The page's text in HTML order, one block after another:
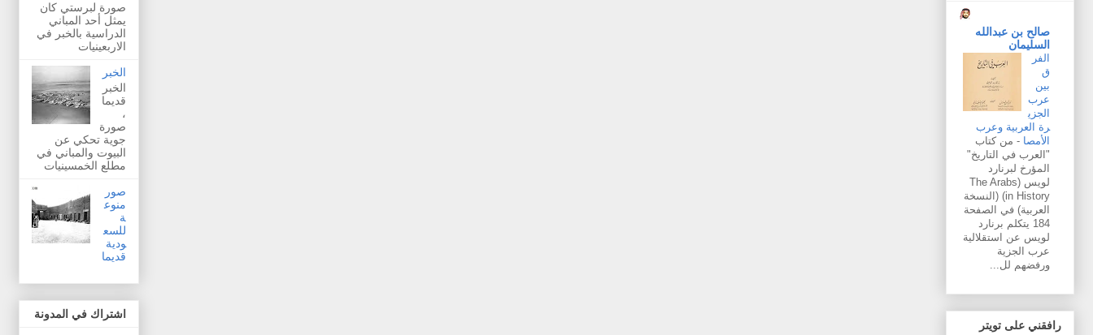
صورة لبرستي كان
يمثل أحد المباني
الدراسية بالخبر في
الاربعينيات
الخبر
الخبر
قديما
،
صورة
جوية تحكي عن
البيوت والمباني في
مطلع الخمسينيات
صور
منوع
ة
للسع
ودية
قديما
اشتراك في المدونة
صالح بن عبدالله
السليمان
الفر
ق
بين
عرب
الجزي
رة العربية وعرب
الأمصا - من كتاب
"العرب في التاريخ"
المؤرخ لبرنارد
لويس (The Arabs
in History) (النسخة
العربية) في الصفحة
184 يتكلم برنارد
لويس عن استقلالية
عرب الجزية
ورفضهم لل...
رافقني على تويتر